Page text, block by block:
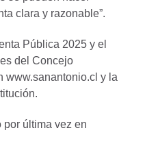
clara y razonable”.
Pública 2025 y el
del Concejo
www.sanantonio.cl y la
por última vez en